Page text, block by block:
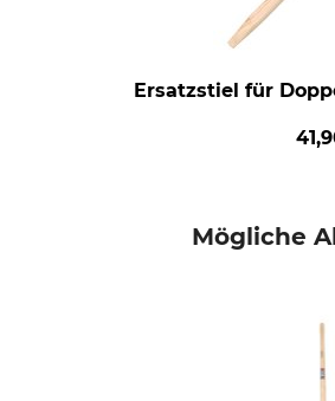
Ersatzstiel für
Mögliche